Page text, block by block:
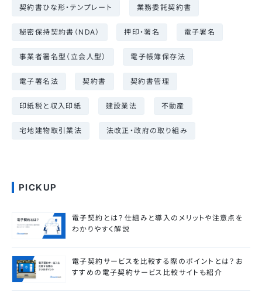
契約書ひな形・テンプレート 業務委託契約書
秘密保持契約書（NDA） 押印・署名 電子署名
事業者署名型（立会人型） 電子帳簿保存法
電子署名法 契約書 契約書管理
印紙税と収入印紙 建設業法 不動産
宅地建物取引業法 法改正・政府の取り組み
PICKUP
電子契約とは？仕組みと導入のメリットや注意点を
わかりやすく解説
電子契約サービスを比較する際のポイントとは？お
すすめの電子契約サービス比較サイトも紹介